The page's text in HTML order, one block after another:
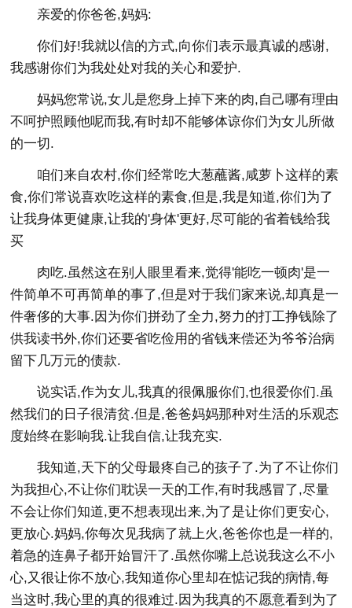
亲爱的你爸爸,妈妈:
你们好!我就以信的方式,向你们表示最真诚的感谢,
我感谢你们为我处处对我的关心和爱护.
妈妈您常说,女儿是您身上掉下来的肉,自己哪有理由
不呵护照顾他呢而我,有时却不能够体谅你们为女儿所做
的一切.
咱们来自农村,你们经常吃大葱蘸酱,咸萝卜这样的素
食,你们常说喜欢吃这样的素食,但是,我是知道,你们为了
让我身体更健康,让我的'身体'更好,尽可能的省着钱给我
买
肉吃.虽然这在别人眼里看来,觉得'能吃一顿肉'是一
件简单不可再简单的事了,但是对于我们家来说,却真是一
件奢侈的大事.因为你们拼劲了全力,努力的打工挣钱除了
供我读书外,你们还要省吃俭用的省钱来偿还为爷爷治病
留下几万元的债款.
说实话,作为女儿,我真的很佩服你们,也很爱你们.虽
然我们的日子很清贫.但是,爸爸妈妈那种对生活的乐观态
度始终在影响我.让我自信,让我充实.
我知道,天下的父母最疼自己的孩子了.为了不让你们
为我担心,不让你们耽误一天的工作,有时我感冒了,尽量
不会让你们知道,更不想表现出来,为了是让你们更安心,
更放心.妈妈,你每次见我病了就上火,爸爸你也是一样的,
着急的连鼻子都开始冒汗了.虽然你嘴上总说我这么不小
心,又很让你不放心,我知道你心里却在惦记我的病情,每
当这时,我心里的真的很难过.因为我真的不愿意看到为了